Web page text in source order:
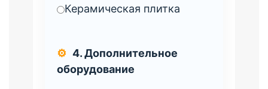
Керамическая плитка
⚙️ 4. Дополнительное
оборудование